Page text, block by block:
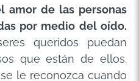
amor de las personas
por medio del oído.
queridos puedan
que están de ellos.
le reconozca cuando